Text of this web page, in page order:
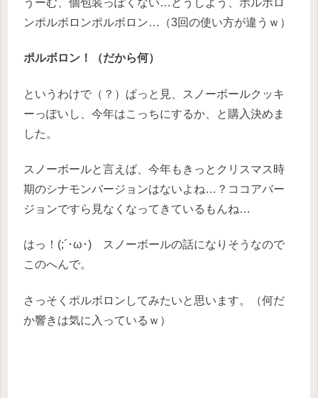
うーむ、個包装っぽくない…どうしよう、ポルボロ
ンポルボロンポルボロン…（3回の使い方が違うｗ）
ポルボロン！（だから何）
というわけで（？）ぱっと見、スノーボールクッキ
ーっぽいし、今年はこっちにするか、と購入決めま
した。
スノーボールと言えば、今年もきっとクリスマス時
期のシナモンバージョンはないよね…？ココアバー
ジョンですら見なくなってきているもんね…
はっ！(;´･ω･) スノーボールの話になりそうなので
このへんで。
さっそくポルボロンしてみたいと思います。（何だ
か響きは気に入っているｗ）